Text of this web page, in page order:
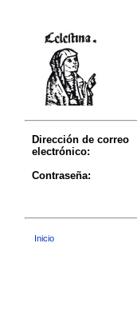
Dirección de correo
electrónico:
Contraseña:
Inicio